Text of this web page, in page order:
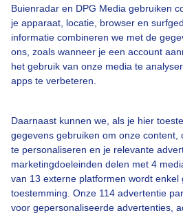
Buienradar en DPG Media gebruiken
je apparaat, locatie, browser en
informatie combineren we met de
ons, zoals wanneer je een account
het gebruik van onze media te
apps te verbeteren.
Daarnaast kunnen we, als je hier
gegevens gebruiken om onze content,
te personaliseren en je relevante
marketingdoeleinden delen met 4
van 13 externe platformen wordt enkel
toestemming. Onze 114 advertentie
voor gepersonaliseerde advertenties,
Hooiwagen Regendruppels
Bekijk slideshow
Een moment geduld